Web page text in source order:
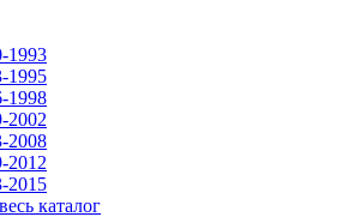
1993
1995
1998
2002
2008
2012
2015
каталог